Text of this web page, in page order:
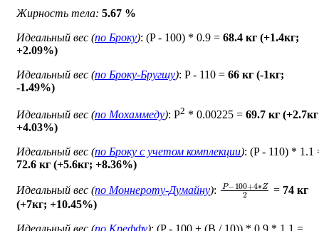
Жирность тела: 5.67 %
Идеальный вес (по Броку): (P - 100) * 0.9 = 68.4 кг (+1.4кг;
+2.09%)
Идеальный вес (по Броку-Бругшу): P - 110 = 66 кг (-1кг;
-1.49%)
Идеальный вес (по Мохаммеду): P2 * 0.00225 = 69.7 кг
+4.03%)
Идеальный вес (по Броку c учетом комплекции): (P - 110) * 1.1
72.6 кг (+5.6кг; +8.36%)
Идеальный вес (по Моннероту-Думайну): P− 100 +4∗ 2
= 74 кг
(+7кг; +10.45%)
Идеальный вес (по Креффу): (P - 100 + (B / 10)) * 0.9 * 1.1 =